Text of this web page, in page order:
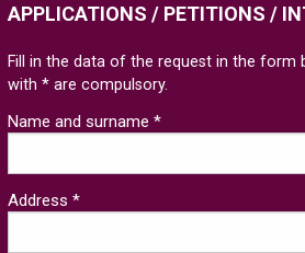
APPLICATIONS / PETITIONS /
Fill in the data of the request in the form
with * are compulsory.
Name and surname *
Address *